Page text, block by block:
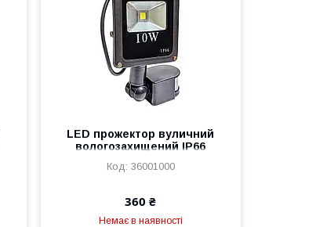
LED прожектор вуличний
вологозахищений IP66
білий із датчиком руху
36001000
360 ₴
Немає в наявності